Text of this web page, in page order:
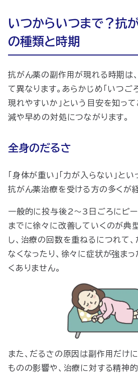
いつからいつまで？抗
の種類と時期
抗がん薬の副作用が現れる時期は
て異なります。あらかじめ「いつご
現れやすいか」という目安を知っ
減や早めの対処につながります。
全身のだるさ
「身体が重い」「力が入らない」と
抗がん薬治療を受ける方の多くが
一般的に投与後2〜3日ごろにピー
までに徐々に改善していくのが典
し、治療の回数を重ねるにつれて
なくなったり、徐々に症状が強ま
くありません。
また、だるさの原因は副作用だけ
ものの影響や、治療に対する精神